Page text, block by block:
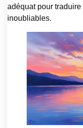
adéquat pour
inoubliables.